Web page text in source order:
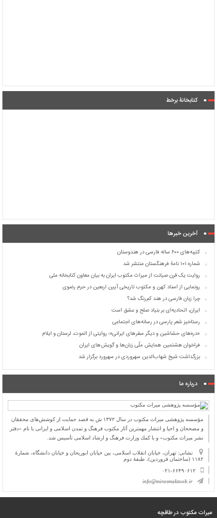
کتابخانۀ برخط
آخرین خبرها
کتیبه‌های ۶۰۰ ساله فارسی در هندوستان
شماره ۱۰۱ نامۀ فرهنگستان منتشر شد
روایت یک قرن صیانت از میراث مکتوب ایران به بیان معاون کتابخانه ملی
رونمایی از اسناد کهن و مکتوب تاریخی آیین اربعین در حرم رضوی
چرا زبان فارسی در هند کم‌رنگ شد؟
ایران، اتحادیه‌ای بر بنیاد صلح و عشق است
رستاخیز شعر پارسی در رسانه‌های اجتماعی
«دره‌های حشاشین و دیگر سفرهای ایرانی»؛ روایتی از الموت، لرستان و ایلام
فراخوان هشتمین همایش ملّی زبان‌ها و گویش‌های ایران
بزرگداشت شیخ شهاب‌الدین سهروردی در سهرورد برگزار شد
درباره ما
مؤسسه پژوهشی میراث مكتوب در سال ۱۳۷۲ ش به قصد حمایت از كوشش‌های محققان
و مصححان و احیا و انتشار مهمترین آثار مكتوب فرهنگ و تمدن اسلامی و ایرانی با نام «دفتر
نشر میراث مكتوب» و با كمك وزارت فرهنگ و ارشاد اسلامی تأسیس شد.
نشانی: تهران، خیابان انقلاب اسلامی، بین خیابان ابوریحان و خیابان دانشگاه، شمارۀ
۱۱۸۲ (ساختمان فروردین)، طبقۀ دوم
۰۲۱-۶۶۴۹۰۶۱۲
info@mirasmaktoob.ir
میرات مکتوب در طاقچه